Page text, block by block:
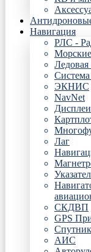
Навигация
РЛС -
ЭКНИС
NavNet
Лаг
СКДВП
GPS
АИС